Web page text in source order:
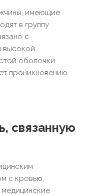
имеющие
в группу
с
высокой
оболочки
проникновению
связанную
с кровью,